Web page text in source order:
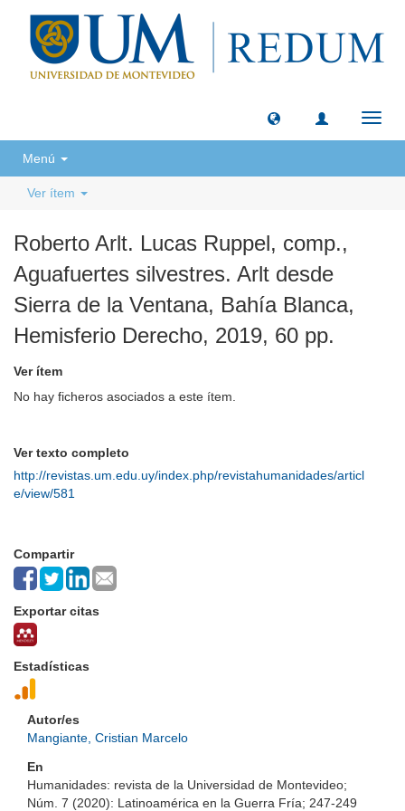
Menú
Ver ítem
Roberto Arlt. Lucas Ruppel, comp.,
Aguafuertes silvestres. Arlt desde
Sierra de la Ventana, Bahía Blanca,
Hemisferio Derecho, 2019, 60 pp.
Ver ítem
No hay ficheros asociados a este ítem.
Ver texto completo
http://revistas.um.edu.uy/index.php/revistahumanidades/articl
e/view/581
Compartir
Exportar citas
Estadísticas
Autor/es
Mangiante, Cristian Marcelo
En
Humanidades: revista de la Universidad de Montevideo;
Núm. 7 (2020): Latinoamérica en la Guerra Fría; 247-249